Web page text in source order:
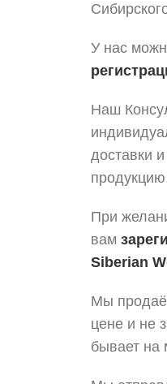
У нас
Наш
доставки
При
вам
Siberian
Мы
цене и не
бывает на